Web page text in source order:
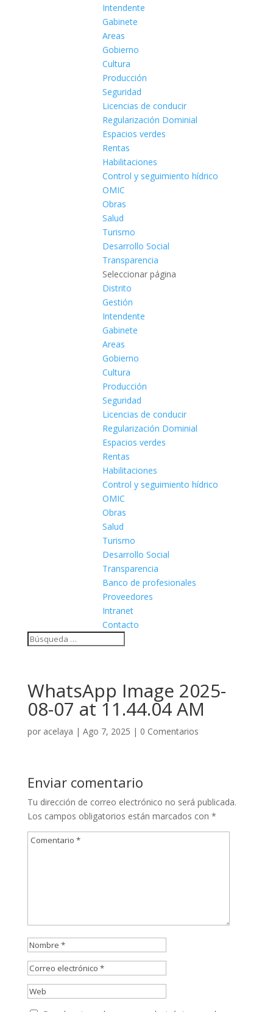
Intendente
Gabinete
Areas
Gobierno
Cultura
Producción
Seguridad
Licencias de conducir
Regularización Dominial
Espacios verdes
Rentas
Habilitaciones
Control y seguimiento hídrico
OMIC
Obras
Salud
Turismo
Desarrollo Social
Transparencia
Seleccionar página
Distrito
Gestión
Intendente
Gabinete
Areas
Gobierno
Cultura
Producción
Seguridad
Licencias de conducir
Regularización Dominial
Espacios verdes
Rentas
Habilitaciones
Control y seguimiento hídrico
OMIC
Obras
Salud
Turismo
Desarrollo Social
Transparencia
Banco de profesionales
Proveedores
Intranet
Contacto
WhatsApp Image 2025-
08-07 at 11.44.04 AM
por acelaya | Ago 7, 2025 | 0 Comentarios
Enviar comentario
Tu dirección de correo electrónico no será publicada.
Los campos obligatorios están marcados con *